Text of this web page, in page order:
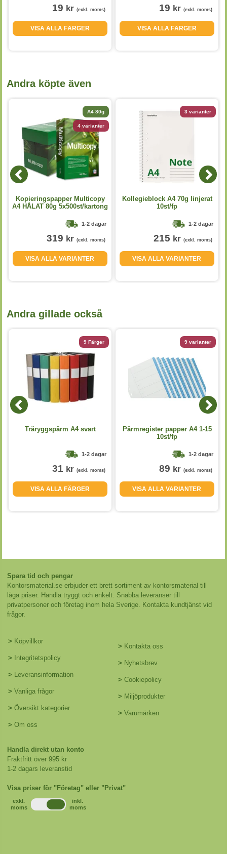
19 kr (exkl. moms)
VISA ALLA FÄRGER
19 kr (exkl. moms)
VISA ALLA FÄRGER
Andra köpte även
A4 80g
4 varianter
Kopieringspapper Multicopy
A4 HÅLAT 80g 5x500st/kartong
1-2 dagar
319 kr (exkl. moms)
VISA ALLA VARIANTER
3 varianter
Kollegieblock A4 70g linjerat
10st/fp
1-2 dagar
215 kr (exkl. moms)
VISA ALLA VARIANTER
Andra gillade också
9 Färger
Träryggspärm A4 svart
1-2 dagar
31 kr (exkl. moms)
VISA ALLA FÄRGER
9 varianter
Pärmregister papper A4 1-15
10st/fp
1-2 dagar
89 kr (exkl. moms)
VISA ALLA VARIANTER
Spara tid och pengar
Kontorsmaterial.se erbjuder ett brett sortiment av kontorsmaterial till
låga priser. Handla tryggt och enkelt. Snabba leveranser till
privatpersoner och företag inom hela Sverige. Kontakta kundtjänst vid
frågor.
> Köpvillkor
> Integritetspolicy
> Leveransinformation
> Vanliga frågor
> Översikt kategorier
> Om oss
> Kontakta oss
> Nyhetsbrev
> Cookiepolicy
> Miljöprodukter
> Varumärken
Handla direkt utan konto
Fraktfritt över 995 kr
1-2 dagars leveranstid
Visa priser för "Företag" eller "Privat"
exkl.
moms
inkl.
moms